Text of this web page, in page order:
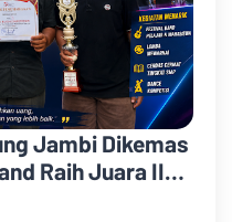
Jambi Dikemas
Raih Juara II
Mahasiswa